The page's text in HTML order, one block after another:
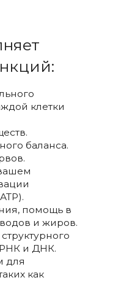
клетки
баланса.
помощь в
и жиров.
РНК и ДНК.
для
как